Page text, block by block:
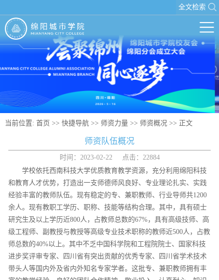
全文检索
当前位置: 首页 >> 快捷导航 >> 师资力量 >> 师资概况 >> 正文
师资队伍概况
时间：2023-02-22 点击： 22884
学校依托西南科技大学优质教育教学资源，充分利用绵阳科技
和教育人才优势，打造出一支师德师风良好、专业理论扎实、实践
经验丰富的教师队伍。现有稳定的专、兼职教师、行业导师共1200
余人。现有教职工学历、职称、技能等结构合理。其中，具有硕士
研究生及以上学历近800人，占教师总数的67%，具有高级技师、高
级工程师、副教授与教授等高级专业技术职称的教师近500人，占教
师总数的40%以上。其中不乏中国科学院和工程院院士、国家科技
进步奖评审专家、四川省有突出贡献的优秀专家、四川省学术技术
带头人等国内外及省内外知名专家学者。这批专、兼职教师拥有丰